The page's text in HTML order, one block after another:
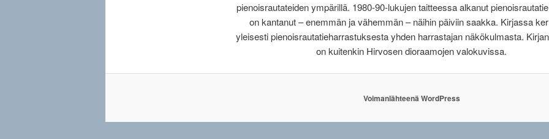
pienoisrautateiden ympärillä. 1980-90-lukujen taitteessa alkanut
on kantanut – enemmän ja vähemmän – näihin päiviin saakka. Kirjassa
yleisesti pienoisrautatieharrastuksesta yhden harrastajan näkökulmasta.
on kuitenkin Hirvosen dioraamojen valokuvissa.
Voimanlähteenä WordPress